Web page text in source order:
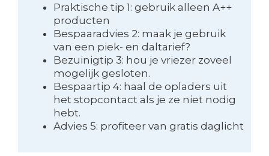
Praktische tip 1: gebruik alleen A++
producten
Bespaaradvies 2: maak je gebruik
van een piek- en daltarief?
Bezuinigtip 3: hou je vriezer zoveel
mogelijk gesloten.
Bespaartip 4: haal de opladers uit
het stopcontact als je ze niet nodig
hebt.
Advies 5: profiteer van gratis daglicht